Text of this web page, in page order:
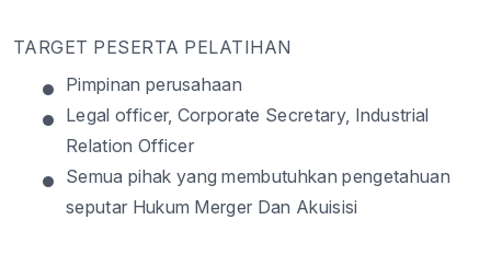
TARGET PESERTA PELATIHAN
• Pimpinan perusahaan
• Legal officer, Corporate Secretary, Industrial
Relation Officer
• Semua pihak yangmembutuhkan pengetahuan
seputar Hukum Merger Dan Akuisisi